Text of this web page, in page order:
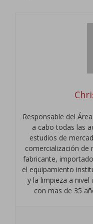
Responsable del
a cabo todas las
estudios de
comercialización de
fabricante,
el equipamiento
y la limpieza a
con mas de 35